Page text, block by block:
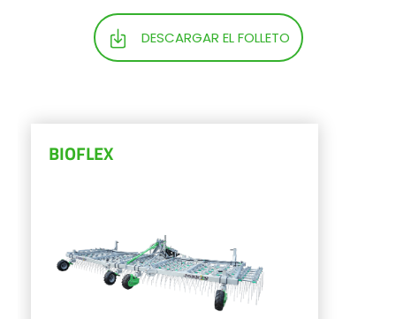
Configurador
DESCARGAR EL FOLLETO
BIOFLEX